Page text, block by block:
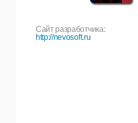
Сайт разработчика:
http://nevosoft.ru